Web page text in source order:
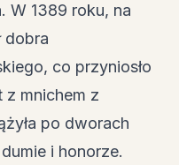
W 1389 roku, na
dobra
co przyniosło
z mnichem z
po dworach
i honorze.